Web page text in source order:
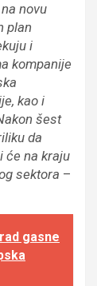
novu
plan
i
kompanije
kao i
šest
da
će na kraju
sektora –
gasne